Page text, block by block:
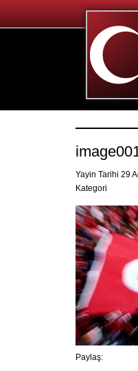
Yayin Tarihi 29
Kategori
Paylaş: